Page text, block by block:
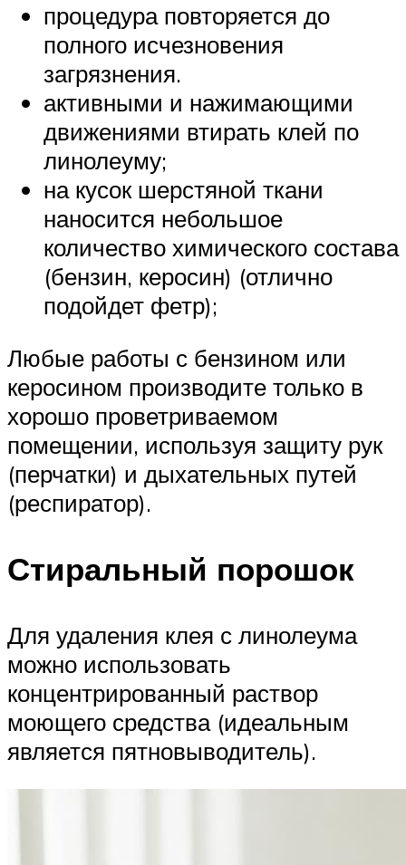
процедура повторяется до
полного исчезновения
загрязнения.
активными и нажимающими
движениями втирать клей по
линолеуму;
на кусок шерстяной ткани
наносится небольшое
количество химического состава
(бензин, керосин) (отлично
подойдет фетр);
Любые работы с бензином или
керосином производите только в
хорошо проветриваемом
помещении, используя защиту рук
(перчатки) и дыхательных путей
(респиратор).
Стиральный порошок
Для удаления клея с линолеума
можно использовать
концентрированный раствор
моющего средства (идеальным
является пятновыводитель).